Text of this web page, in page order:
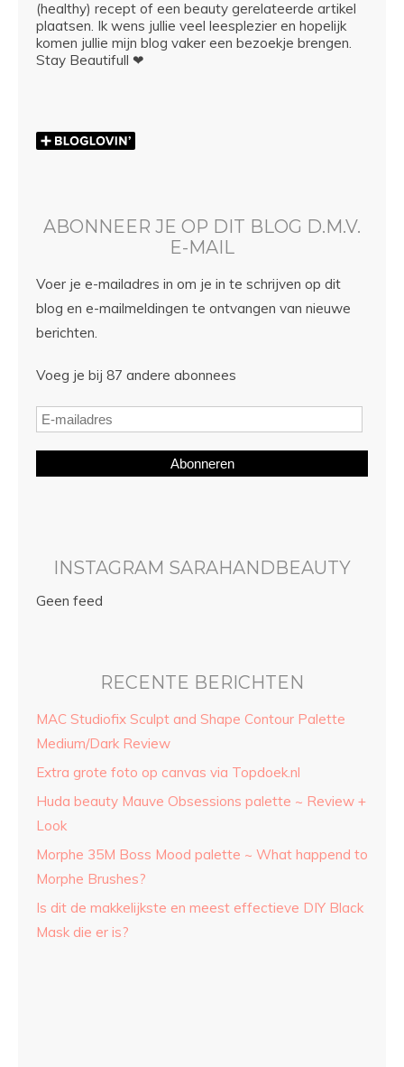
(healthy) recept of een beauty gerelateerde artikel
plaatsen. Ik wens jullie veel leesplezier en hopelijk
komen jullie mijn blog vaker een bezoekje brengen.
Stay Beautifull ❤
ABONNEER JE OP DIT BLOG D.M.V.
E-MAIL
Voer je e-mailadres in om je in te schrijven op dit
blog en e-mailmeldingen te ontvangen van nieuwe
berichten.
Voeg je bij 87 andere abonnees
Abonneren
INSTAGRAM SARAHANDBEAUTY
Geen feed
RECENTE BERICHTEN
MAC Studiofix Sculpt and Shape Contour Palette
Medium/Dark Review
Extra grote foto op canvas via Topdoek.nl
Huda beauty Mauve Obsessions palette ~ Review +
Look
Morphe 35M Boss Mood palette ~ What happend to
Morphe Brushes?
Is dit de makkelijkste en meest effectieve DIY Black
Mask die er is?